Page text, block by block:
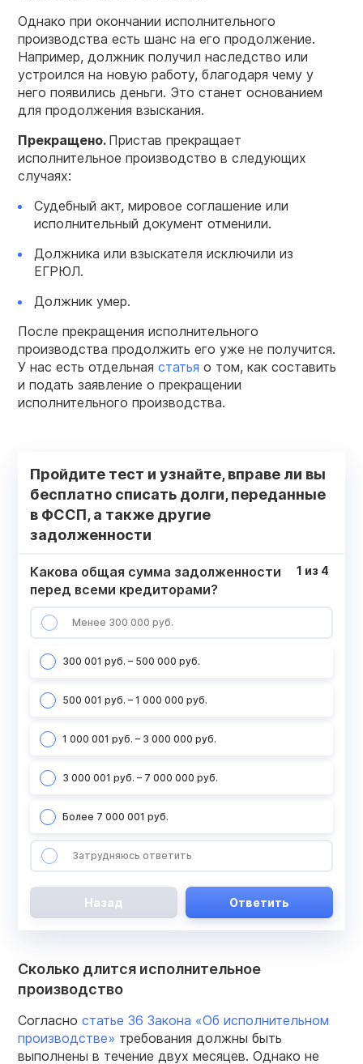
Однако при окончании исполнительного
производства есть шанс на его продолжение.
Например, должник получил наследство или
устроился на новую работу, благодаря чему у
него появились деньги. Это станет основанием
для продолжения взыскания.
Прекращено. Пристав прекращает
исполнительное производство в следующих
случаях:
Судебный акт, мировое соглашение или
исполнительный документ отменили.
Должника или взыскателя исключили из
ЕГРЮЛ.
Должник умер.
После прекращения исполнительного
производства продолжить его уже не получится.
У нас есть отдельная статья о том, как составить
и подать заявление о прекращении
исполнительного производства.
Пройдите тест и узнайте, вправе ли вы
бесплатно списать долги, переданные
в ФССП, а также другие
задолженности
Какова общая сумма задолженности
перед всеми кредиторами?
Менее 300 000 руб.
300 001 руб. – 500 000 руб.
500 001 руб. – 1 000 000 руб.
1 000 001 руб. – 3 000 000 руб.
3 000 001 руб. – 7 000 000 руб.
Более 7 000 001 руб.
Затрудняюсь ответить
1 из 4
Назад Ответить
Сколько длится исполнительное
производство
Согласно статье 36 Закона «Об исполнительном
производстве» требования должны быть
выполнены в течение двух месяцев. Однако не